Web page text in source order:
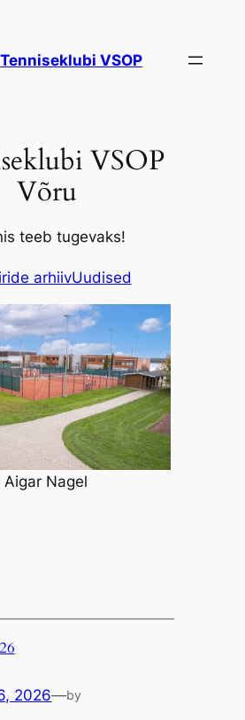
Tenniseklubi VSOP
VSOP
Võru
teeb tugevaks!
arhiivUudised
Nagel
2026—by